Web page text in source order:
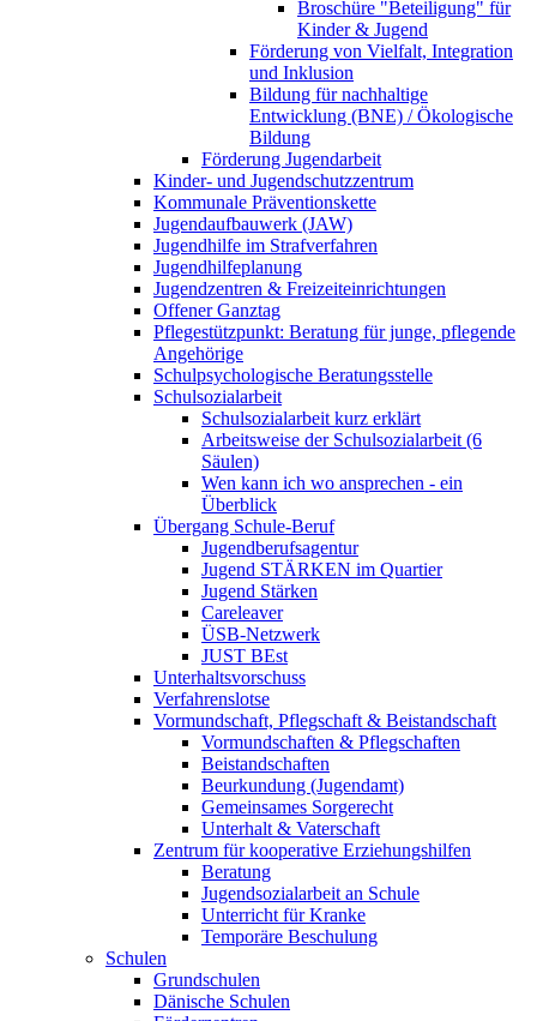
Broschüre "Beteiligung" für
Kinder & Jugend
Förderung von Vielfalt, Integration
und Inklusion
Bildung für nachhaltige
Entwicklung (BNE) / Ökologische
Bildung
Förderung Jugendarbeit
Kinder- und Jugendschutzzentrum
Kommunale Präventionskette
Jugendaufbauwerk (JAW)
Jugendhilfe im Strafverfahren
Jugendhilfeplanung
Jugendzentren & Freizeiteinrichtungen
Offener Ganztag
Pflegestützpunkt: Beratung für junge, pflegende
Angehörige
Schulpsychologische Beratungsstelle
Schulsozialarbeit
Schulsozialarbeit kurz erklärt
Arbeitsweise der Schulsozialarbeit (6
Säulen)
Wen kann ich wo ansprechen - ein
Überblick
Übergang Schule-Beruf
Jugendberufsagentur
Jugend STÄRKEN im Quartier
Jugend Stärken
Careleaver
ÜSB-Netzwerk
JUST BEst
Unterhaltsvorschuss
Verfahrenslotse
Vormundschaft, Pflegschaft & Beistandschaft
Vormundschaften & Pflegschaften
Beistandschaften
Beurkundung (Jugendamt)
Gemeinsames Sorgerecht
Unterhalt & Vaterschaft
Zentrum für kooperative Erziehungshilfen
Beratung
Jugendsozialarbeit an Schule
Unterricht für Kranke
Temporäre Beschulung
Schulen
Grundschulen
Dänische Schulen